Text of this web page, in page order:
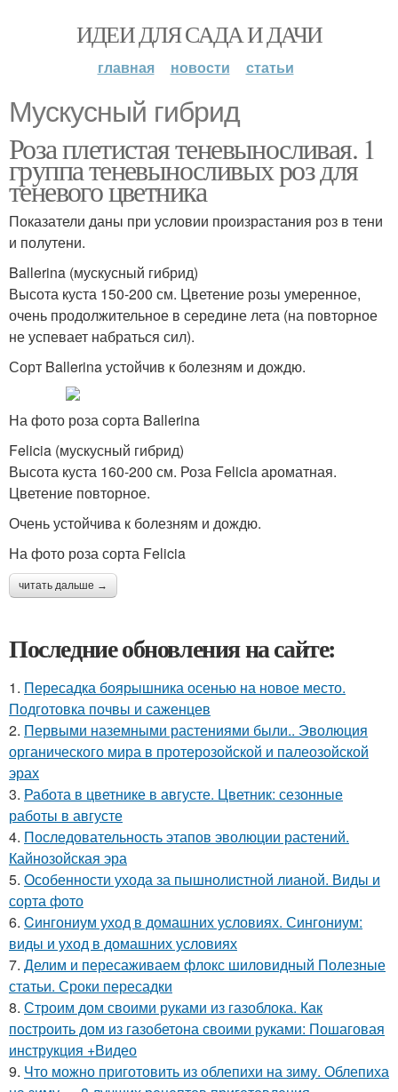
ИДЕИ ДЛЯ САДА И ДАЧИ
главная новости статьи
Мускусный гибрид
Роза плетистая теневыносливая. 1
группа теневыносливых роз для
теневого цветника
Показатели даны при условии произрастания роз в тени
и полутени.
Ballerina (мускусный гибрид)
Высота куста 150-200 см. Цветение розы умеренное,
очень продолжительное в середине лета (на повторное
не успевает набраться сил).
Сорт Ballerina устойчив к болезням и дождю.
На фото роза сорта Ballerina
Felicia (мускусный гибрид)
Высота куста 160-200 см. Роза Felicia ароматная.
Цветение повторное.
Очень устойчива к болезням и дождю.
На фото роза сорта Felicia
читать дальше →
Последние обновления на сайте:
1. Пересадка боярышника осенью на новое место.
Подготовка почвы и саженцев
2. Первыми наземными растениями были.. Эволюция
органического мира в протерозойской и палеозойской
эрах
3. Работа в цветнике в августе. Цветник: сезонные
работы в августе
4. Последовательность этапов эволюции растений.
Кайнозойская эра
5. Особенности ухода за пышнолистной лианой. Виды и
сорта фото
6. Cингониум уход в домашних условиях. Сингониум:
виды и уход в домашних условиях
7. Делим и пересаживаем флокс шиловидный Полезные
статьи. Сроки пересадки
8. Строим дом своими руками из газоблока. Как
построить дом из газобетона своими руками: Пошаговая
инструкция +Видео
9. Что можно приготовить из облепихи на зиму. Облепиха